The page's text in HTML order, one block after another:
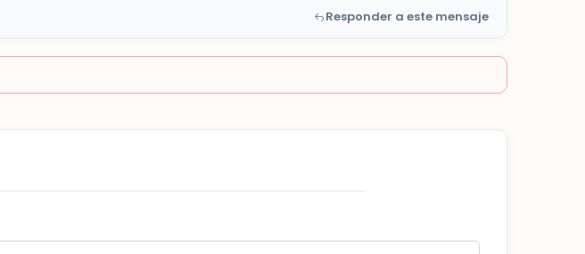
Responder a este mensaje